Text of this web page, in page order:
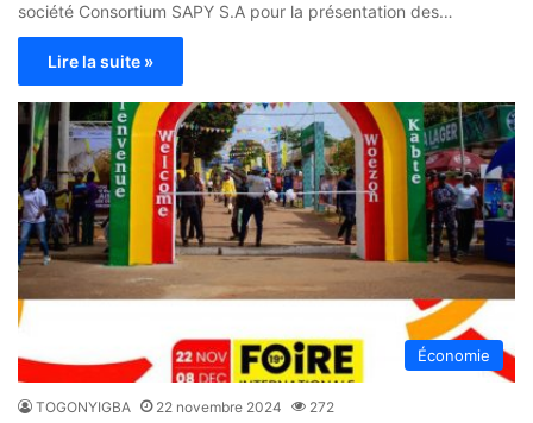
société Consortium SAPY S.A pour la présentation des…
Lire la suite »
Économie
TOGONYIGBA 22 novembre 2024 272